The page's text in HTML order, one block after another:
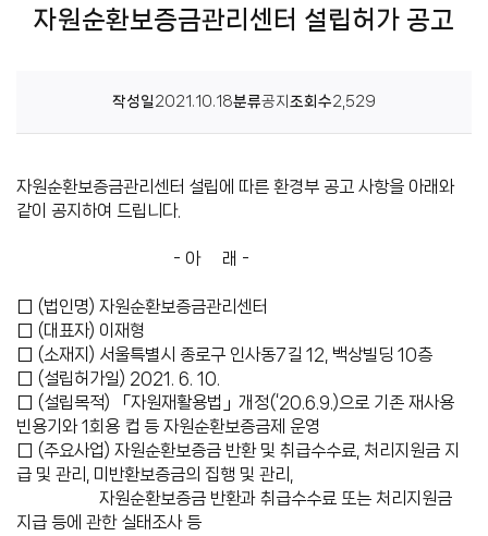
관
센
간행물
자원순환보증금관리센터 설립허가 공고
작성일 2021.10.18분류공지 조회수2,529
자원순환보증금관리센터 설립에 따른 환경부 공고 사항을 아래와
같이 공지하여 드립니다.
- 아 래 -
□ (법인명) 자원순환보증금관리센터
□ (대표자) 이재형
□ (소재지) 서울특별시 종로구 인사동7길 12, 백상빌딩 10층
□ (설립허가일) 2021. 6. 10.
□ (설립목적) 「자원재활용법」개정(‘20.6.9.)으로 기존 재사용
빈용기와 1회용 컵 등 자원순환보증금제 운영
□ (주요사업) 자원순환보증금 반환 및 취급수수료, 처리지원금 지
급 및 관리, 미반환보증금의 집행 및 관리,
자원순환보증금 반환과 취급수수료 또는 처리지원금
지급 등에 관한 실태조사 등